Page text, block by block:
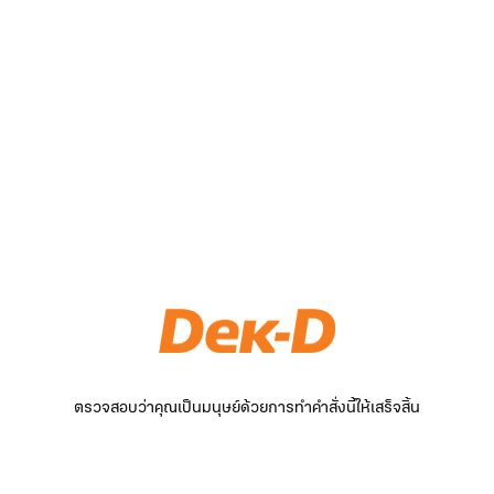
ตรวจสอบว่าคุณเป็นมนุษย์ด้วยการทำคำสั่งนี้ให้เสร็จสิ้น